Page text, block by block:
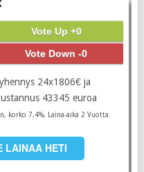
Vote Up +0
Vote Down -0
24x1806€ ja
43345 euroa
korko 7.4%, Laina-aika 2 Vuotta
LAINAA HETI